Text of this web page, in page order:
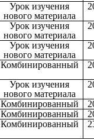
Урок изучения
нового материала
Урок изучения
нового материала
Урок изучения
нового материала
Комбинированный
Урок изучения
нового материала
Комбинированный
Комбинированный
Комбинированный